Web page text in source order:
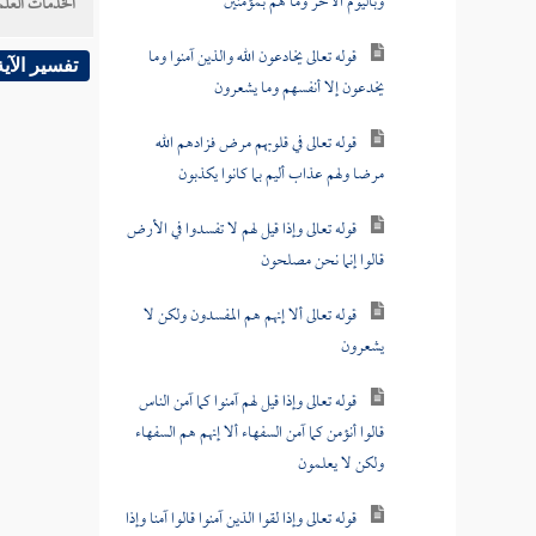
قوله تعالى يخادعون الله والذين آمنوا وما
يخدعون إلا أنفسهم وما يشعرون
قوله تعالى في قلوبهم مرض فزادهم الله
مرضا ولهم عذاب أليم بما كانوا يكذبون
قوله تعالى وإذا قيل لهم لا تفسدوا في الأرض
قالوا إنما نحن مصلحون
قوله تعالى ألا إنهم هم المفسدون ولكن لا
يشعرون
قوله تعالى وإذا قيل لهم آمنوا كما آمن الناس
قالوا أنؤمن كما آمن السفهاء ألا إنهم هم السفهاء
ولكن لا يعلمون
قوله تعالى وإذا لقوا الذين آمنوا قالوا آمنا وإذا
تفسير